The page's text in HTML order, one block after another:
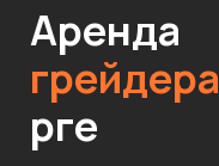
Аренда
грейдера
рге